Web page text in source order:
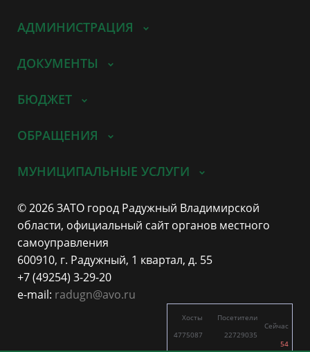
АДМИНИСТРАЦИЯ
ДОКУМЕНТЫ
БЮДЖЕТ
ОБРАЩЕНИЯ
МУНИЦИПАЛЬНЫЕ УСЛУГИ
© 2026 ЗАТО город Радужный Владимирской
области, официальный сайт органов местного
самоуправления
600910, г. Радужный, 1 квартал, д. 55
+7 (49254) 3-29-20
e-mail: radugn@avo.ru
Хосты
4775087
Посетители
22729035
Сейчас
54